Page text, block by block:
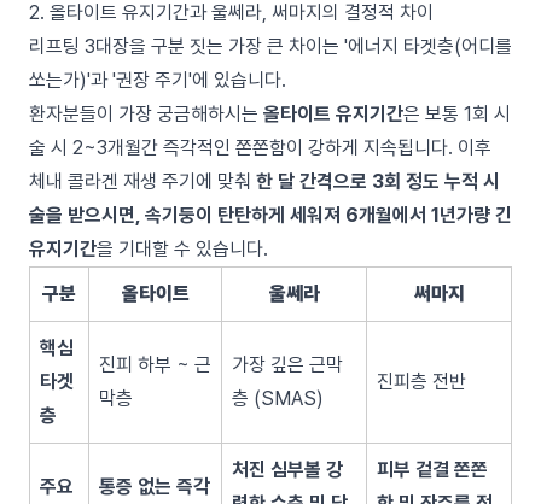
2. 올타이트 유지기간과 울쎄라, 써마지의 결정적 차이
리프팅 3대장을 구분 짓는 가장 큰 차이는 '에너지 타겟층(어디를
쏘는가)'과 '권장 주기'에 있습니다.
환자분들이 가장 궁금해하시는 올타이트 유지기간은 보통 1회 시
술 시 2~3개월간 즉각적인 쫀쫀함이 강하게 지속됩니다. 이후
체내 콜라겐 재생 주기에 맞춰 한 달 간격으로 3회 정도 누적 시
술을 받으시면, 속기둥이 탄탄하게 세워져 6개월에서 1년가량 긴
유지기간을 기대할 수 있습니다.
구분
올타이트 울쎄라 써마지
핵심
타겟
층
진피 하부 ~ 근
막층
가장 깊은 근막
층 (SMAS)
진피층 전반
주요
통증 없는 즉각
처진 심부볼 강
피부 겉결 쫀쫀